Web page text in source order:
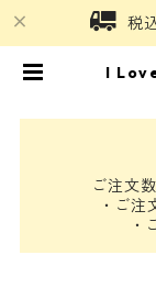
税
I
ご注文
・ご
・